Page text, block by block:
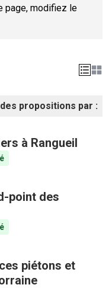
page, modifiez le
propositions par :
à Rangueil
point des
piétons et